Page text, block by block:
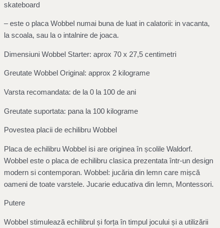
skateboard
– este o placa Wobbel numai buna de luat in calatorii: in vacanta,
la scoala, sau la o intalnire de joaca.
Dimensiuni Wobbel Starter: aprox 70 x 27,5 centimetri
Greutate Wobbel Original: approx 2 kilograme
Varsta recomandata: de la 0 la 100 de ani
Greutate suportata: pana la 100 kilograme
Povestea placii de echilibru Wobbel
Placa de echilibru Wobbel isi are originea în școlile Waldorf.
Wobbel este o placa de echilibru clasica prezentata într-un design
modern si contemporan. Wobbel: jucăria din lemn care mișcă
oameni de toate varstele. Jucarie educativa din lemn, Montessori.
Putere
Wobbel stimulează echilibrul și forța în timpul jocului și a utilizării